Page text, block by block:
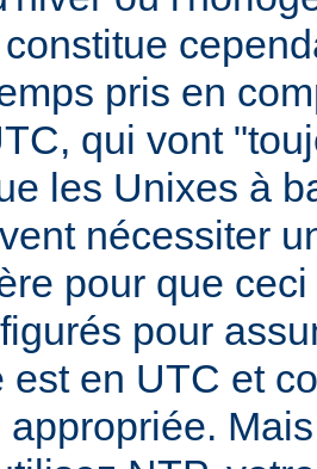
pris en
qui vont
les Unixes à
nécessiter
pour que
pour
est en UTC et
appropriée.